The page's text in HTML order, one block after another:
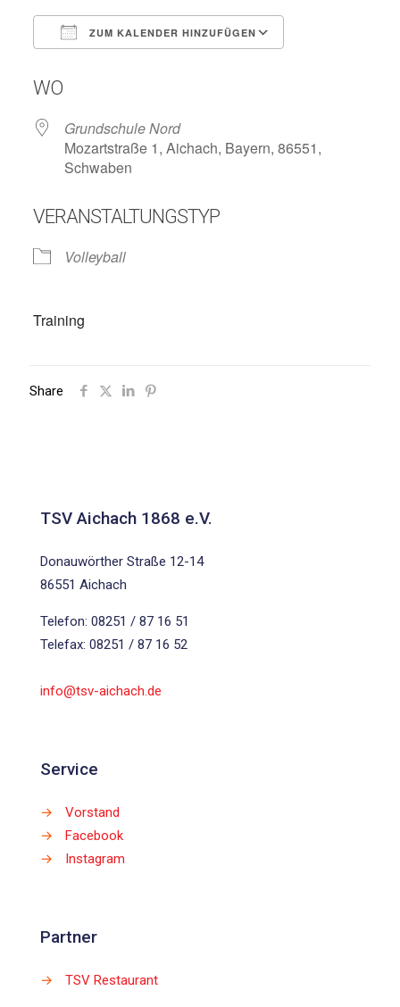
ZUM KALENDER HINZUFÜGEN
WO
Grundschule Nord
Mozartstraße 1, Aichach, Bayern, 86551,
Schwaben
VERANSTALTUNGSTYP
Volleyball
Training
Share
TSV Aichach 1868 e.V.
Donauwörther Straße 12-14
86551 Aichach
Telefon: 08251 / 87 16 51
Telefax: 08251 / 87 16 52
info@tsv-aichach.de
Service
→
Vorstand
→
Facebook
→
Instagram
Partner
→ TSV Restaurant